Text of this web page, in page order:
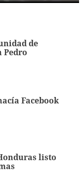
de
Pedro
Facebook
listo